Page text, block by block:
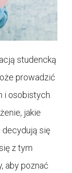
studencką
prowadzić
i osobistych.
jakie
decydują się
z tym
aby poznać